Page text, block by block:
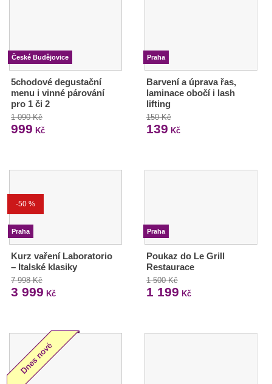
České Budějovice
5chodové degustační
menu i vinné párování
pro 1 či 2
1 090 Kč
999 Kč
Praha
Barvení a úprava řas,
laminace obočí i lash
lifting
150 Kč
139 Kč
-50 %
Praha
Kurz vaření Laboratorio
– Italské klasiky
7 998 Kč
3 999 Kč
Praha
Poukaz do Le Grill
Restaurace
1 500 Kč
1 199 Kč